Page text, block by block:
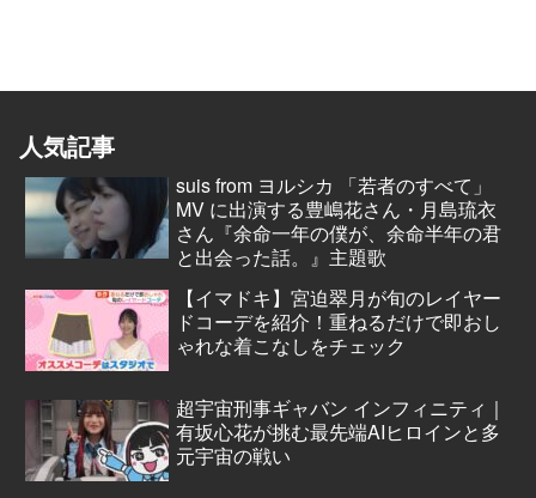
人気記事
suis from ヨルシカ 「若者のすべて」
MV に出演する豊嶋花さん・月島琉衣
さん『余命一年の僕が、余命半年の君
と出会った話。』主題歌
【イマドキ】宮迫翠月が旬のレイヤー
ドコーデを紹介！重ねるだけで即おし
ゃれな着こなしをチェック
超宇宙刑事ギャバン インフィニティ｜
有坂心花が挑む最先端AIヒロインと多
元宇宙の戦い